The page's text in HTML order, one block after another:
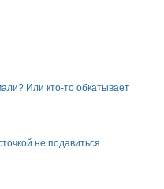
Или кто-то обкатывает
не подавиться